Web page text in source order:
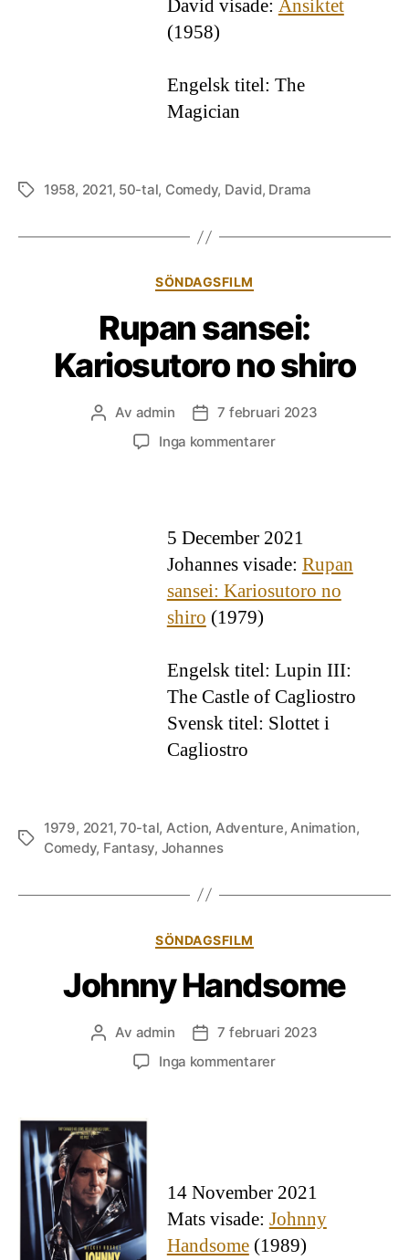
David visade: Ansiktet
(1958)
Engelsk titel: The
Magician
Etiketter
1958, 2021, 50-tal, Comedy, David, Drama
Kategorier
SÖNDAGSFILM
Rupan sansei:
Kariosutoro no shiro
Inläggsförfattare
Av admin Inläggsdatum
7 februari 2023
Inga kommentarertill
shiro
5 December 2021
Johannes visade: Rupan
sansei: Kariosutoro no
shiro (1979)
Engelsk titel: Lupin III:
The Castle of Cagliostro
Svensk titel: Slottet i
Cagliostro
Etiketter
1979, 2021, 70-tal, Action, Adventure,Animation,
Comedy, Fantasy, Johannes
Kategorier
SÖNDAGSFILM
Johnny Handsome
Inläggsförfattare
Av admin Inläggsdatum
7 februari 2023
Inga kommentarertill
14 November 2021
Mats visade: Johnny
Handsome(1989)